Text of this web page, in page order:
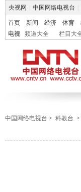
央视网 中国网络电视台
首页 新闻 经济 体育
电视
频道大全 栏目大
中国网络电视台 > 科教台 >